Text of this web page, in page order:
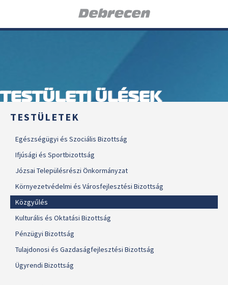
TESTÜLETI ÜLÉSEK
TESTÜLETEK
Egészségügyi és Szociális Bizottság
Ifjúsági és Sportbizottság
Józsai Településrészi Önkormányzat
Környezetvédelmi és Városfejlesztési Bizottság
Közgyűlés
Kulturális és Oktatási Bizottság
Pénzügyi Bizottság
Tulajdonosi és Gazdaságfejlesztési Bizottság
Ügyrendi Bizottság